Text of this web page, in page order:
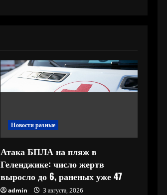
Новости разные
Атака БПЛА на пляж в
Геленджике: число жертв
выросло до 6, раненых уже 47
admin 3 августа, 2026